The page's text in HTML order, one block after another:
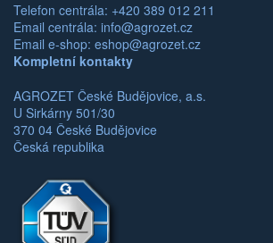
Telefon centrála: +420 389 012 211
Email centrála: info@agrozet.cz
Email e-shop: eshop@agrozet.cz
Kompletní kontakty
AGROZET České Budějovice, a.s.
U Sirkárny 501/30
370 04 České Budějovice
Česká republika